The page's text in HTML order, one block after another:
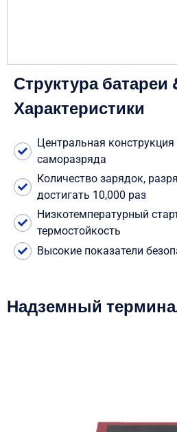
Структура батареи
Характеристики
Центральная
саморазряда
Количество зарядок,
достигать 10,000 раз
Низкотемпературный
термостойкость
Высокие показатели
Надземный